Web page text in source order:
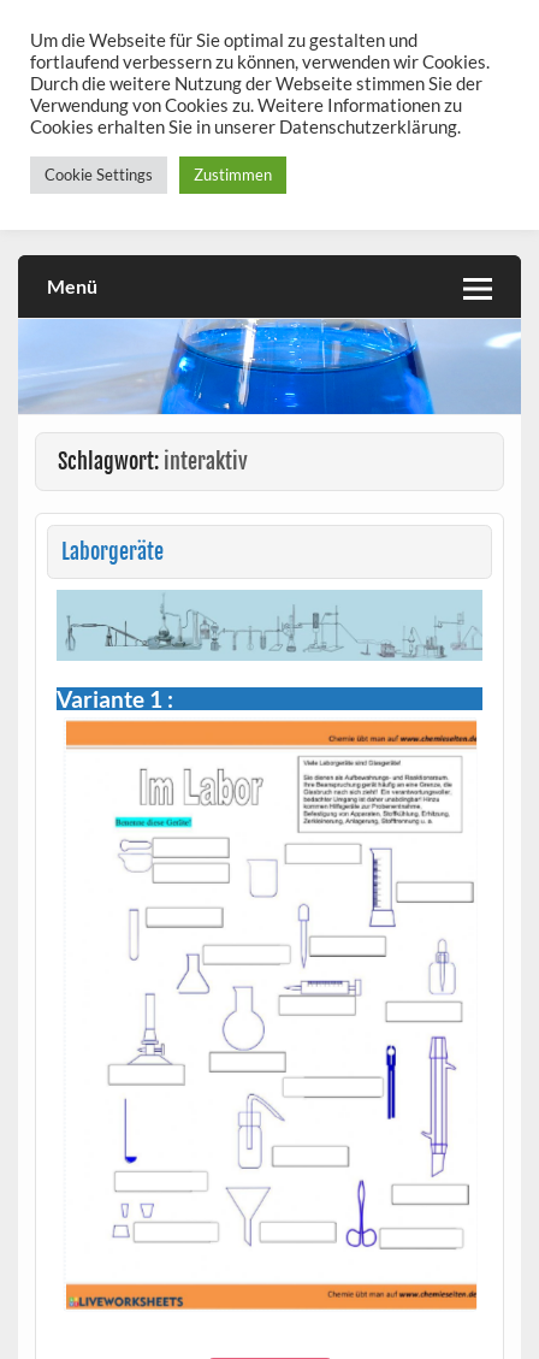
contentchemieseiten.de
Chemie kann man üben!
Menü
Schlagwort: interaktiv
Laborgeräte
Variante 1 :
Um die Webseite für Sie optimal zu gestalten und
fortlaufend verbessern zu können, verwenden wir Cookies.
Durch die weitere Nutzung der Webseite stimmen Sie der
Verwendung von Cookies zu. Weitere Informationen zu
Cookies erhalten Sie in unserer Datenschutzerklärung.
Cookie Settings Zustimmen